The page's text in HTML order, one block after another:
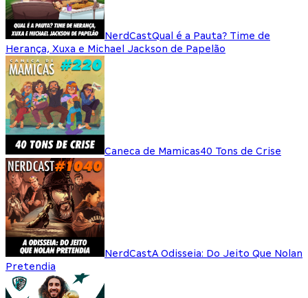
NerdCastQual é a Pauta? Time de
Herança, Xuxa e Michael Jackson de Papelão
Caneca de Mamicas40 Tons de Crise
NerdCastA Odisseia: Do Jeito Que Nolan
Pretendia